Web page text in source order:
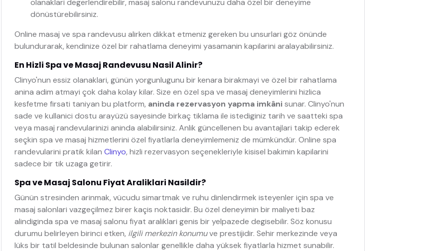
olanaklari degerlendirebilir, masaj salonu randevunuzu daha özel bir deneyime
dönüstürebilirsiniz.
Online masaj ve spa randevusu alirken dikkat etmeniz gereken bu unsurlari göz önünde
bulundurarak, kendinize özel bir rahatlama deneyimi yasamanin kapilarini aralayabilirsiniz.
En Hizli Spa ve Masaj Randevusu Nasil Alinir?
Clinyo'nun essiz olanaklari, günün yorgunlugunu bir kenara birakmayi ve özel bir rahatlama
anina adim atmayi çok daha kolay kilar. Size en özel spa ve masaj deneyimlerini hizlica
kesfetme firsati taniyan bu platform, aninda rezervasyon yapma imkânisunar. Clinyo'nun
sade ve kullanici dostu arayüzü sayesinde birkaç tiklama ile istediginiz tarih ve saatteki spa
veya masaj randevularinizi aninda alabilirsiniz. Anlik güncellenen bu avantajlari takip ederek
seçkin spa ve masaj hizmetlerini özel fiyatlarla deneyimlemeniz de mümkündür. Online spa
randevularini pratik kilan Clinyo, hizli rezervasyon seçenekleriyle kisisel bakimin kapilarini
sadece bir tik uzaga getirir.
Spa ve Masaj Salonu Fiyat Araliklari Nasildir?
Günün stresinden arinmak, vücudu simartmak ve ruhu dinlendirmek isteyenler için spa ve
masaj salonlari vazgeçilmez birer kaçis noktasidir. Bu özel deneyimin bir maliyeti baz
alindiginda spa ve masaj salonu fiyat araliklari genis bir yelpazede degisebilir. Söz konusu
durumu belirleyen birinci etken, ilgili merkezin konumuve prestijidir. Sehir merkezinde veya
lüks bir tatil beldesinde bulunan salonlar genellikle daha yüksek fiyatlarla hizmet sunabilir.